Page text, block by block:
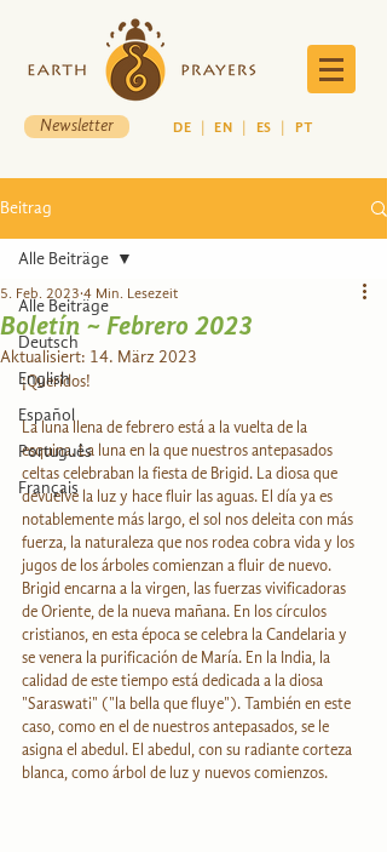
Newsletter DE |EN ES PT
Beitrag
Alle Beiträge
Deutsch
English
Español
Português
Français
Alle Beiträge
Boletín ~ Febrero 2023
5. Feb. 2023 4 Min. Lesezeit
Aktualisiert: 14. März 2023
¡Queridos!
La luna llena de febrero está a la vuelta de la
esquina. La luna en la que nuestros antepasados
celtas celebraban la fiesta de Brigid. La diosa que
devuelve la luz y hace fluir las aguas. El día ya es
notablemente más largo, el sol nos deleita con más
fuerza, la naturaleza que nos rodea cobra vida y los
jugos de los árboles comienzan a fluir de nuevo.
Brigid encarna a la virgen, las fuerzas vivificadoras
de Oriente, de la nueva mañana. En los círculos
cristianos, en esta época se celebra la Candelaria y
se venera la purificación de María. En la India, la
calidad de este tiempo está dedicada a la diosa
"Saraswati" ("la bella que fluye"). También en este
caso, como en el de nuestros antepasados, se le
asigna el abedul. El abedul, con su radiante corteza
blanca, como árbol de luz y nuevos comienzos.